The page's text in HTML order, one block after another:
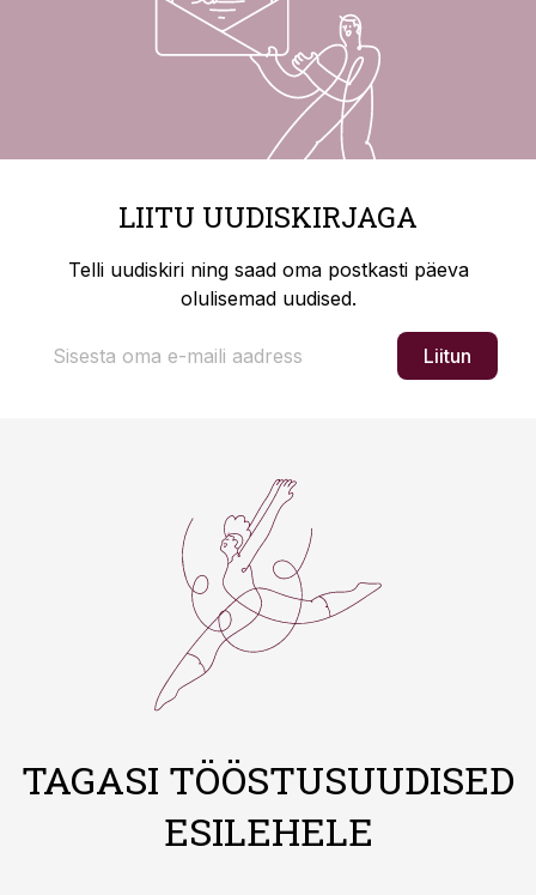
LIITU UUDISKIRJAGA
Telli uudiskiri ning saad oma postkasti päeva
olulisemad uudised.
Liitun
TAGASI TÖÖSTUSUUDISED
ESILEHELE